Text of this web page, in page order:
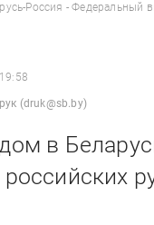
19:58
(druk@sb.by)
Россия - Федеральный
в